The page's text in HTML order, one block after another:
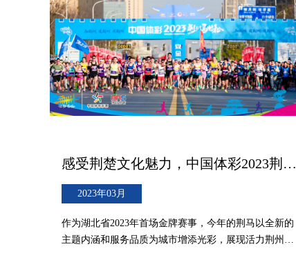
感受荆楚文化魅力，中国体彩2023荆州马拉松鸣枪开跑！
2023年03月
作为湖北省2023年首场金牌赛事，今年的荆马以全新的
主题内涵和服务品质为城市增添光彩，展现活力荆州。